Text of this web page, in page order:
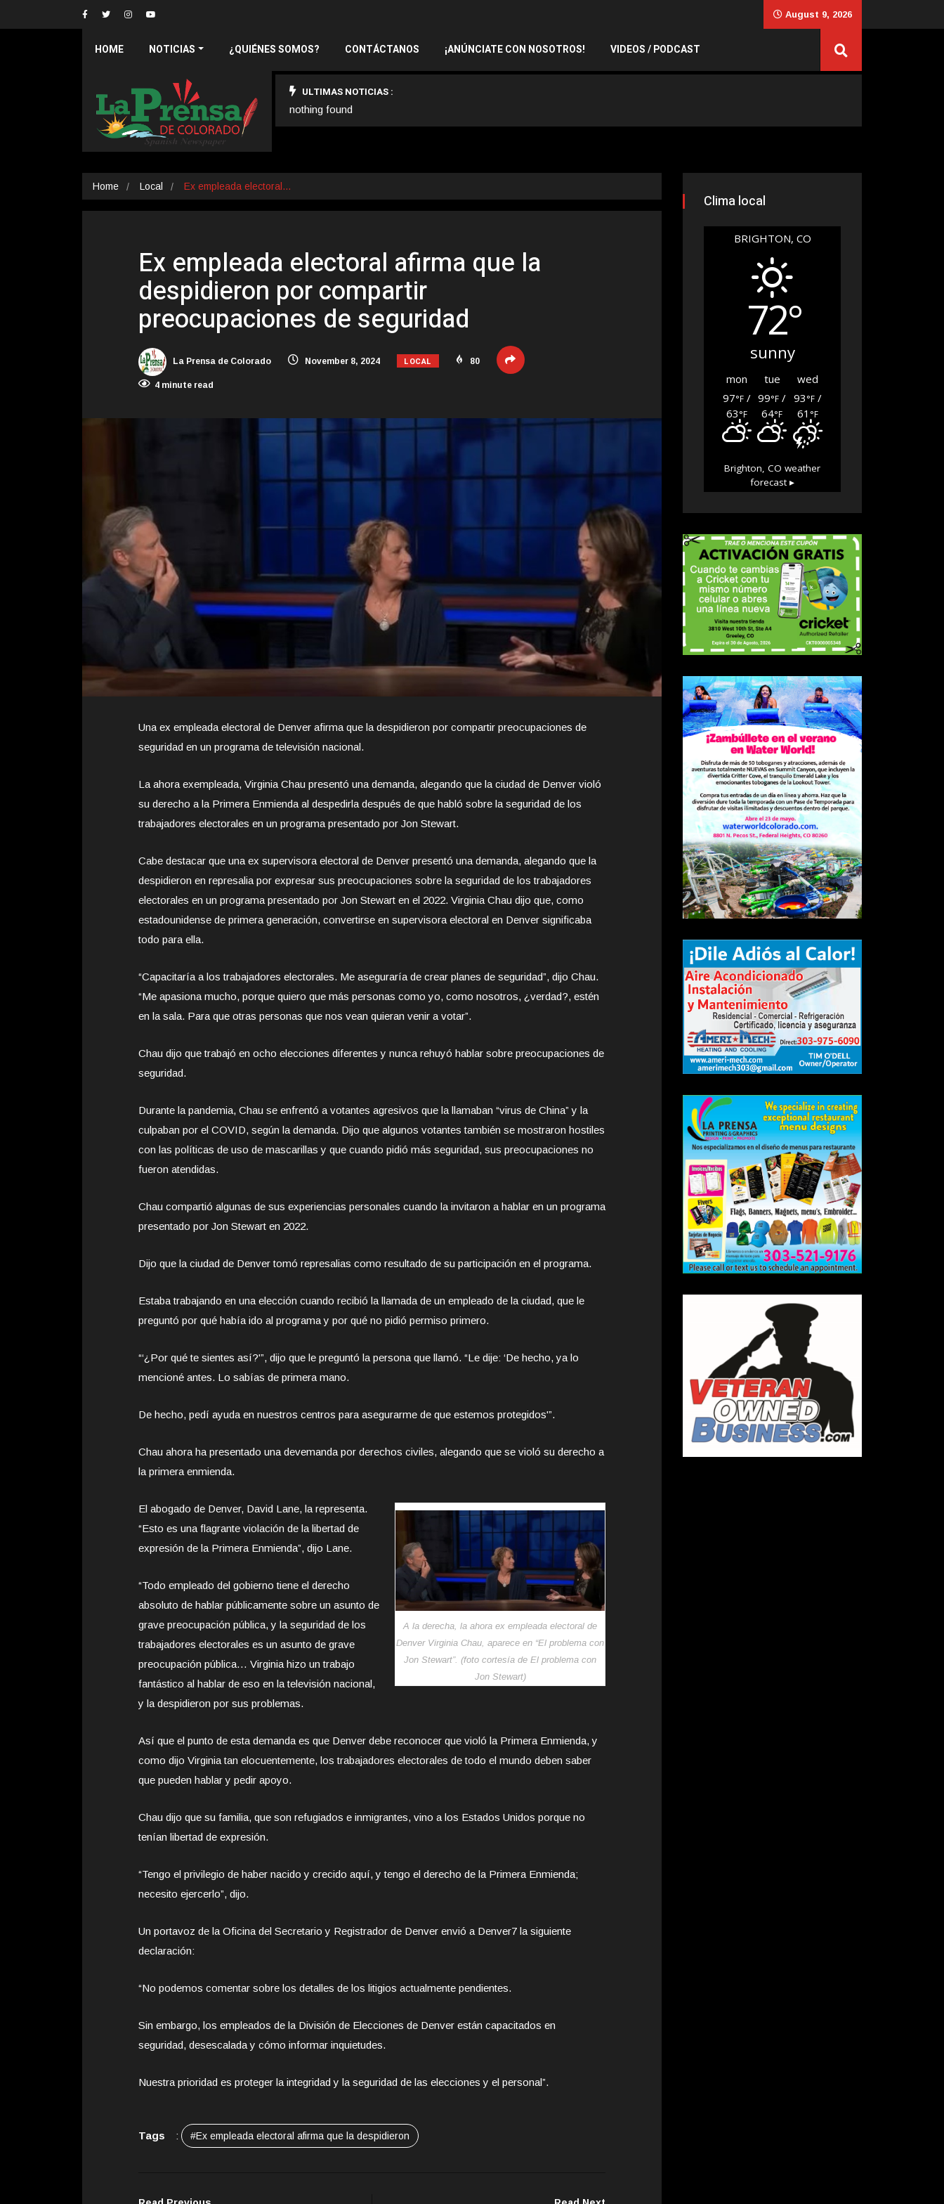
August 9, 2026
HOME NOTICIAS ¿QUIÉNES SOMOS? CONTÁCTANOS ¡ANÚNCIATE CON NOSOTROS! VIDEOS / PODCAST
ULTIMAS NOTICIAS :
nothing found
Home Local Ex empleada electoral…
Ex empleada electoral afirma que la
despidieron por compartir
preocupaciones de seguridad
La Prensa de Colorado November 8, 2024 LOCAL 80
4 minute read
Una ex empleada electoral de Denver afirma que la despidieron por compartir preocupaciones de
seguridad en un programa de televisión nacional.
La ahora exempleada, Virginia Chau presentó una demanda, alegando que la ciudad de Denver violó
su derecho a la Primera Enmienda al despedirla después de que habló sobre la seguridad de los
trabajadores electorales en un programa presentado por Jon Stewart.
Cabe destacar que una ex supervisora electoral de Denver presentó una demanda, alegando que la
despidieron en represalia por expresar sus preocupaciones sobre la seguridad de los trabajadores
electorales en un programa presentado por Jon Stewart en el 2022. Virginia Chau dijo que, como
estadounidense de primera generación, convertirse en supervisora electoral en Denver significaba
todo para ella.
“Capacitaría a los trabajadores electorales. Me aseguraría de crear planes de seguridad”, dijo Chau.
“Me apasiona mucho, porque quiero que más personas como yo, como nosotros, ¿verdad?, estén
en la sala. Para que otras personas que nos vean quieran venir a votar”.
Chau dijo que trabajó en ocho elecciones diferentes y nunca rehuyó hablar sobre preocupaciones de
seguridad.
Durante la pandemia, Chau se enfrentó a votantes agresivos que la llamaban “virus de China” y la
culpaban por el COVID, según la demanda. Dijo que algunos votantes también se mostraron hostiles
con las políticas de uso de mascarillas y que cuando pidió más seguridad, sus preocupaciones no
fueron atendidas.
Chau compartió algunas de sus experiencias personales cuando la invitaron a hablar en un programa
presentado por Jon Stewart en 2022.
Dijo que la ciudad de Denver tomó represalias como resultado de su participación en el programa.
Estaba trabajando en una elección cuando recibió la llamada de un empleado de la ciudad, que le
preguntó por qué había ido al programa y por qué no pidió permiso primero.
“‘¿Por qué te sientes así?'”, dijo que le preguntó la persona que llamó. “Le dije: ‘De hecho, ya lo
mencioné antes. Lo sabías de primera mano.
De hecho, pedí ayuda en nuestros centros para asegurarme de que estemos protegidos'”.
Chau ahora ha presentado una devemanda por derechos civiles, alegando que se violó su derecho a
la primera enmienda.
A la derecha, la ahora ex empleada electoral de
Denver Virginia Chau, aparece en “El problema con
Jon Stewart”. (foto cortesía de El problema con
Jon Stewart)
El abogado de Denver, David Lane, la representa.
“Esto es una flagrante violación de la libertad de
expresión de la Primera Enmienda”, dijo Lane.
“Todo empleado del gobierno tiene el derecho
absoluto de hablar públicamente sobre un asunto de
grave preocupación pública, y la seguridad de los
trabajadores electorales es un asunto de grave
preocupación pública… Virginia hizo un trabajo
fantástico al hablar de eso en la televisión nacional,
y la despidieron por sus problemas.
Así que el punto de esta demanda es que Denver debe reconocer que violó la Primera Enmienda, y
como dijo Virginia tan elocuentemente, los trabajadores electorales de todo el mundo deben saber
que pueden hablar y pedir apoyo.
Chau dijo que su familia, que son refugiados e inmigrantes, vino a los Estados Unidos porque no
tenían libertad de expresión.
“Tengo el privilegio de haber nacido y crecido aquí, y tengo el derecho de la Primera Enmienda;
necesito ejercerlo”, dijo.
Un portavoz de la Oficina del Secretario y Registrador de Denver envió a Denver7 la siguiente
declaración:
“No podemos comentar sobre los detalles de los litigios actualmente pendientes.
Sin embargo, los empleados de la División de Elecciones de Denver están capacitados en
seguridad, desescalada y cómo informar inquietudes.
Nuestra prioridad es proteger la integridad y la seguridad de las elecciones y el personal”.
Tags : #Ex empleada electoral afirma que la despidieron
Clima local
BRIGHTON, CO
72°
sunny
mon tue
wed
97°F /
63°F
99°F /
64°F
93°F/
61 °F
Brighton, CO weather
forecast ▸